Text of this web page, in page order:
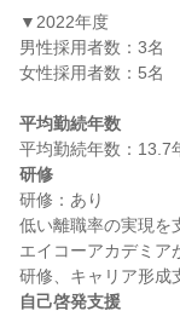
▼2022年度
男性採用者数：3名
女性採用者数：5名
平均勤続年数
研修
研修：あり
低い離職率の実現を
エイコーアカデミア
自己啓発支援